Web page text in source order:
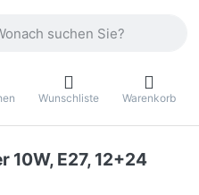
Wunschliste Warenkorb
10W, E27, 12+24